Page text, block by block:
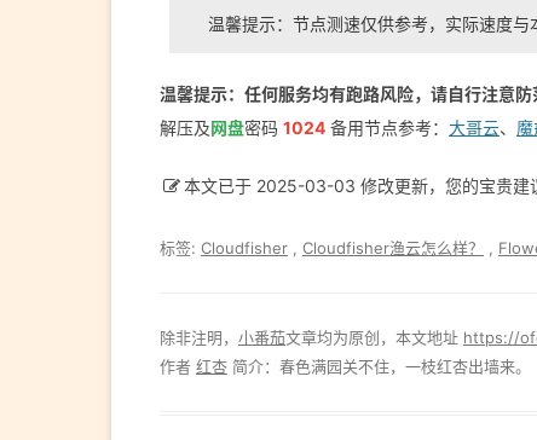
温馨提示：节点测速仅供参考，实际速度与
温馨提示：任何服务均有跑路风险，请自行注意防
解压及网盘密码 1024 备用节点参考： 大哥云、
本文已于 2025-03-03 修改更新，您的宝贵建
标签: Cloudfisher , Cloudfisher渔云怎么样？ ,
除非注明， 小番茄文章均为原创，本文地址 https://
作者 红杏 简介：春色满园关不住，一枝红杏出墙来。